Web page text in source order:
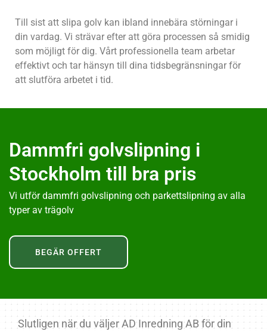
Till sist att slipa golv kan ibland innebära störningar i
din vardag. Vi strävar efter att göra processen så smidig
som möjligt för dig. Vårt professionella team arbetar
effektivt och tar hänsyn till dina tidsbegränsningar för
att slutföra arbetet i tid.
Dammfri golvslipning i
Stockholm till bra pris
Vi utför dammfri golvslipning och parkettslipning av alla
typer av trägolv
BEGÄR OFFERT
Slutligen när du väljer AD Inredning AB för din